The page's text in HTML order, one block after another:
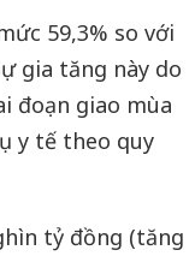
59,3% so với
gia tăng này do
đoạn giao mùa
y tế theo quy
tỷ đồng (tăng